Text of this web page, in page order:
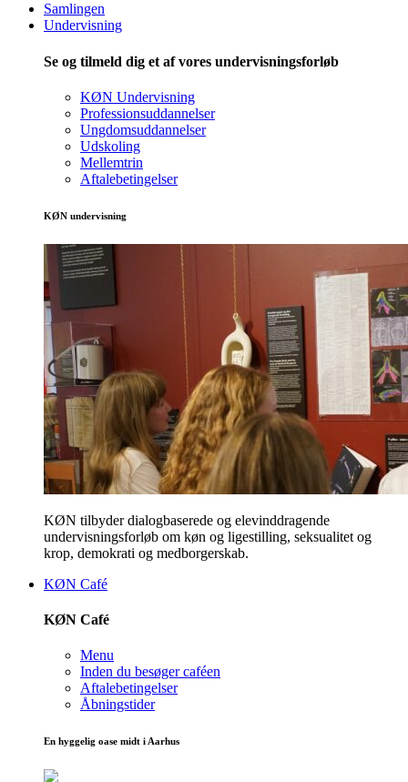
Samlingen
Undervisning
Se og tilmeld dig et af vores undervisningsforløb
KØN Undervisning
Professionsuddannelser
Ungdomsuddannelser
Udskoling
Mellemtrin
Aftalebetingelser
KØN undervisning
KØN tilbyder dialogbaserede og elevinddragende
undervisningsforløb om køn og ligestilling, seksualitet og
krop, demokrati og medborgerskab.
KØN Café
KØN Café
Menu
Inden du besøger caféen
Aftalebetingelser
Åbningstider
En hyggelig oase midt i Aarhus